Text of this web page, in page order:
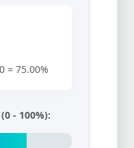
= 75.00%
- 100%):